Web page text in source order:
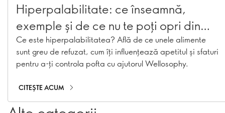
Hiperpalabilitate: ce înseamnă,
exemple și de ce nu te poți opri din
mâncat
Ce este hiperpalabilitatea? Află de ce unele alimente
sunt greu de refuzat, cum îți influențează apetitul și sfaturi
pentru a-ți controla pofta cu ajutorul Wellosophy.
CITEȘTE ACUM